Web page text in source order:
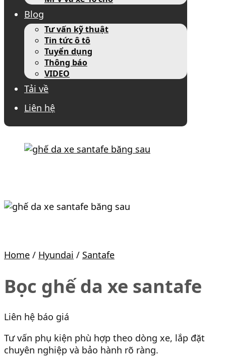
Blog
Tư vấn kỹ thuật
Tin tức ô tô
Tuyển dụng
Thông báo
VIDEO
Tải về
Liên hệ
Home / Hyundai / Santafe
Bọc ghế da xe santafe
Liên hệ báo giá
Tư vấn phụ kiện phù hợp theo dòng xe, lắp đặt
chuyên nghiệp và bảo hành rõ ràng.